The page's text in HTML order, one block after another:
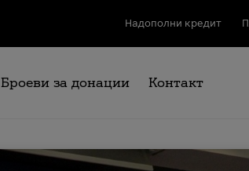
Надополни кредит
Броеви за донации Контакт